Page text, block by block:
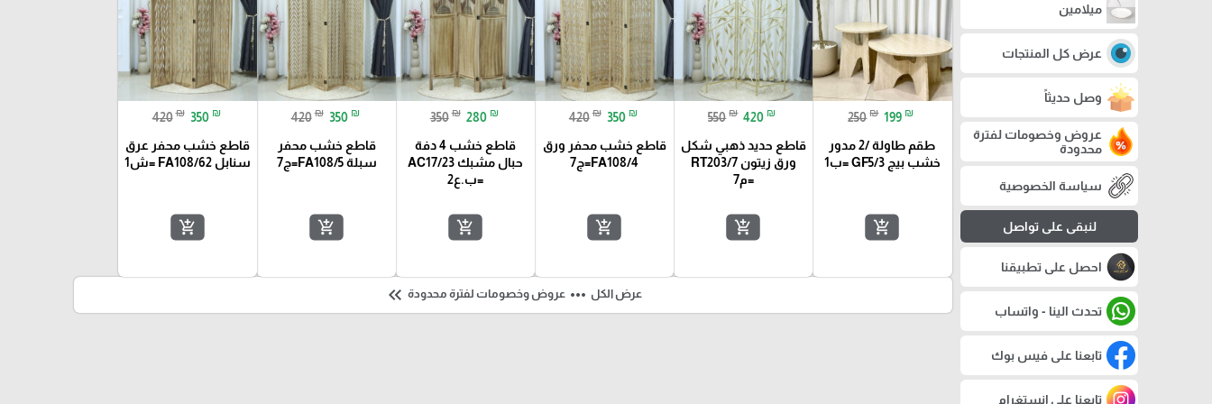
ميلامين
عرض كل المنتجات
وصل حديثاً
عروض وخصومات لفترة
محدودة
سياسة الخصوصية
لنبقى على تواصل
احصل على تطبيقنا
تحدث الينا - واتساب
تابعنا على فيس بوك
تابعنا على إنستغرام
250 ₪ 199 ₪
طقم طاولة /2 مدور
خشب بيج GF5/3 =ب1
add_shopping_cart
550 ₪ 420 ₪
قاطع حديد ذهبي شكل
ورق زيتون RT203/7
=م7
add_shopping_cart
420 ₪ 350 ₪
قاطع خشب محفر ورق
FA108/4=ج7
add_shopping_cart
350 ₪ 280 ₪
قاطع خشب 4 دفة
حبال مشبك AC17/23
=ب.ع2
add_shopping_cart
420 ₪ 350 ₪
قاطع خشب محفر
سبلة FA108/5=ج7
add_shopping_cart
420 ₪ 350 ₪
قاطع خشب محفر عرق
سنابل FA108/62 =ش1
add_shopping_cart
عرض الكل more_horiz عروض وخصومات لفترة محدودة keyboard_double_arrow_left